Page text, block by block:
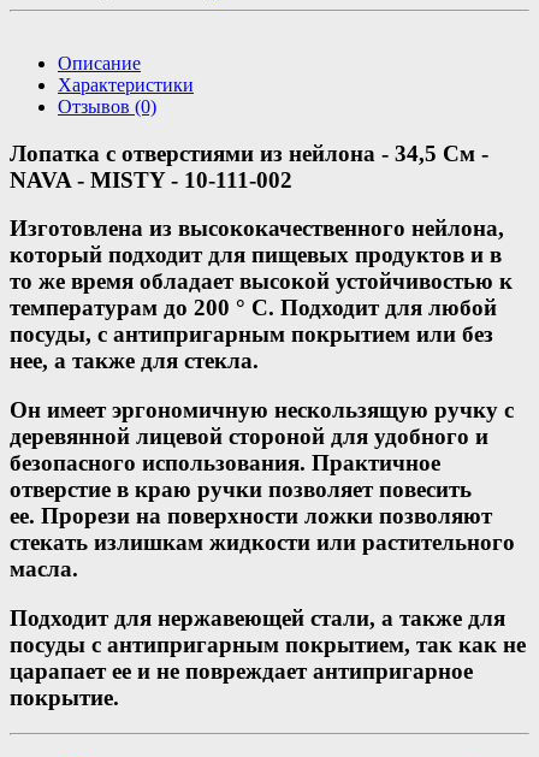
Описание
Характеристики
Отзывов (0)
Лопатка с отверстиями из нейлона - 34,5 См -
NAVA - MISTY - 10-111-002
Изготовлена из высококачественного нейлона,
который подходит для пищевых продуктов и в
то же время обладает высокой устойчивостью к
температурам до 200 ° C. Подходит для любой
посуды, с антипригарным покрытием или без
нее, а также для стекла.
Он имеет эргономичную нескользящую ручку с
деревянной лицевой стороной для удобного и
безопасного использования. Практичное
отверстие в краю ручки позволяет повесить
ее. Прорези на поверхности ложки позволяют
стекать излишкам жидкости или растительного
масла.
Подходит для нержавеющей стали, а также для
посуды с антипригарным покрытием, так как не
царапает ее и не повреждает антипригарное
покрытие.